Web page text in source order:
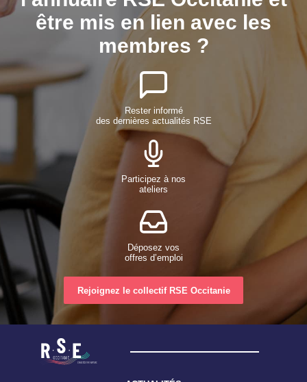
être mis en lien avec les
membres ?
Rester informé
des dernières actualités RSE
Participez à nos
ateliers
Déposez vos
offres d’emploi
Rejoignez le collectif RSE Occitanie